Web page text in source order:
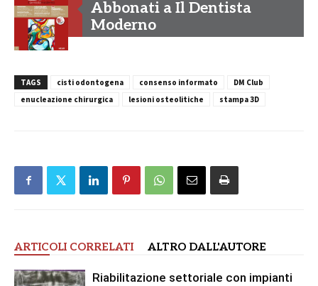
Abbonati a Il Dentista
Moderno
TAGS cisti odontogena consenso informato
DM Club
enucleazione chirurgica
lesioni osteolitiche stampa 3D
ARTICOLI CORRELATI ALTRO DALL'AUTORE
Riabilitazione settoriale con impianti